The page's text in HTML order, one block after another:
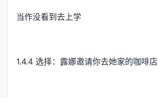
当作没看到去上学
1.4.4 选择：露娜邀请你去她家的咖啡店